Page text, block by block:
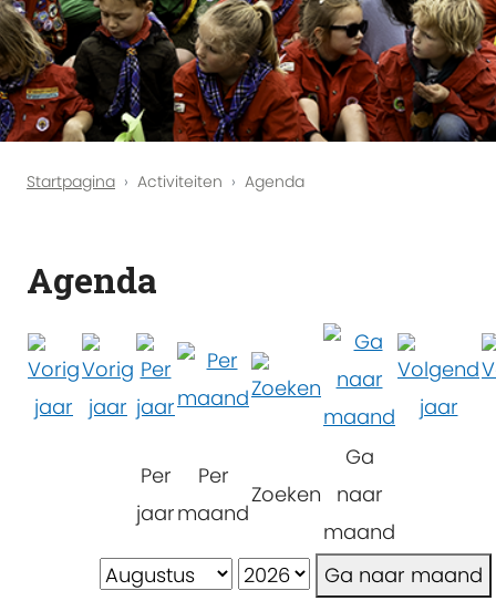
Startpagina Activiteiten Agenda
Agenda
Per
jaar
Per
maand
Zoeken
Ga
naar
maand
Ga naar maand